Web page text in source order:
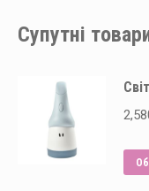
Супутні